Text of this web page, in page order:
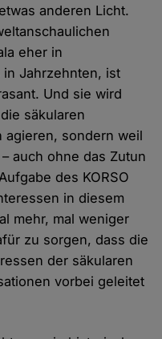
anderen Licht.
eher in
Jahrzehnten, ist
Und sie wird
säkularen
agieren, sondern weil
auch ohne das Zutun
des KORSO
in diesem
mehr, mal weniger
zu sorgen, dass die
der säkularen
vorbei geleitet